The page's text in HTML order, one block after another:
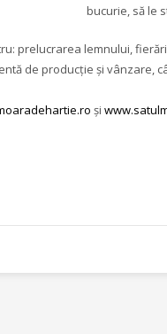
bucurie, să le
prelucrarea lemnului,
de producție și vânzare,
și